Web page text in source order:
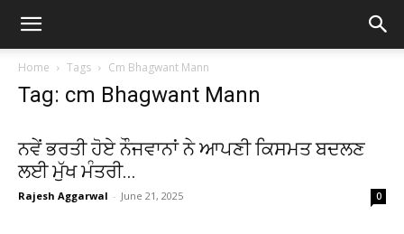
Home Tags Cm Bhagwant Mann
Tag: cm Bhagwant Mann
ਨਵੇਂ ਭਰਤੀ ਹੋਏ ਨੌਜਵਾਨਾਂ ਨੇ ਆਪਣੀ ਕਿਸਮਤ ਬਦਲਣ
ਲਈ ਮੁੱਖ ਮੰਤਰੀ...
Rajesh Aggarwal - June 21, 2025 0